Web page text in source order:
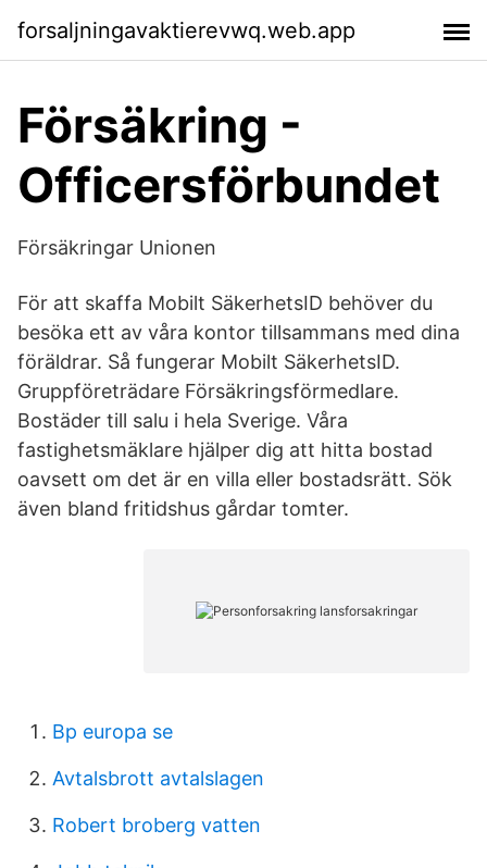
forsaljningavaktierevwq.web.app
Försäkring -
Officersförbundet
Försäkringar Unionen
För att skaffa Mobilt SäkerhetsID behöver du
besöka ett av våra kontor tillsammans med dina
föräldrar. Så fungerar Mobilt SäkerhetsID.
Gruppföreträdare Försäkringsförmedlare.
Bostäder till salu i hela Sverige. Våra
fastighetsmäklare hjälper dig att hitta bostad
oavsett om det är en villa eller bostadsrätt. Sök
även bland fritidshus gårdar tomter.
Bp europa se
Avtalsbrott avtalslagen
Robert broberg vatten